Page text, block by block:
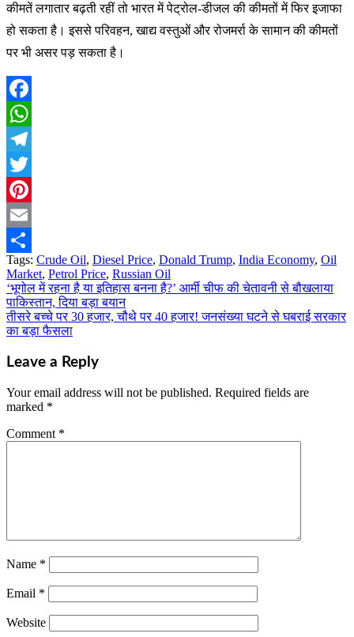
कीमतें लगातार बढ़ती रहीं तो भारत में पेट्रोल-डीजल की कीमतों में फिर इजाफा
हो सकता है। इससे परिवहन, खाद्य वस्तुओं और रोजमर्रा के सामान की कीमतों
पर भी असर पड़ सकता है।
Facebook
WhatsApp
Telegram
Twitter
Pinterest
Email
Share
Tags: Crude Oil, Diesel Price, Donald Trump, India Economy, Oil
Market, Petrol Price, Russian Oil
Post
navigation
‘भूगोल में रहना है या इतिहास बनना है?’ आर्मी चीफ की चेतावनी से बौखलाया
पाकिस्तान, दिया बड़ा बयान
तीसरे बच्चे पर 30 हजार, चौथे पर 40 हजार! जनसंख्या घटने से घबराई सरकार
का बड़ा फैसला
Leave a Reply
Your email address will not be published. Required fields are
marked *
Comment *
Name *
Email *
Website